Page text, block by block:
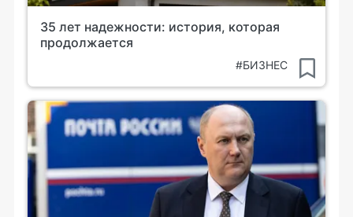
35 лет надежности: история, которая
продолжается
#БИЗНЕС